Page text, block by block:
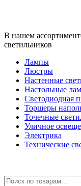
В нашем
светильников
Лампы
Люстры
Настенные
Настольные
Светодиодная
Торшеры
Точечные
Уличное
Электрика
Технические